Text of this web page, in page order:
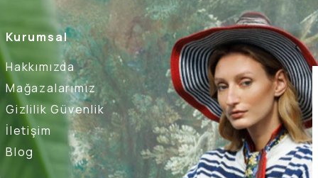
Kurumsal
Hakkımızda
Mağazalarımız
Gizlilik Güvenlik
İletişim
Blog